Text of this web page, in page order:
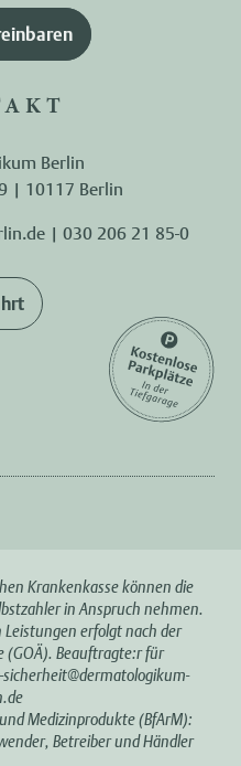
Berlin
| 10117 Berlin
| 030 206 21 85-0
Krankenkasse können die
in Anspruch nehmen.
erfolgt nach der
(GOÄ). Beauftragte:r für
sicherheit@dermatologikum-
Medizinprodukte (BfArM):
Betreiber und Händler